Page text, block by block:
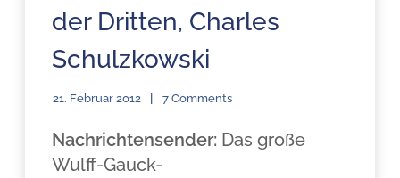
der Dritten, Charles
Schulzkowski
21. Februar 2012 7 Comments
Nachrichtensender: Das große
Wulff-Gauck-